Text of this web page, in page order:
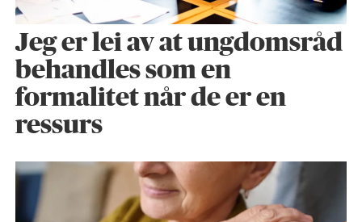
Jeg er lei av at ungdomsråd
behandles som en
formalitet når de er en
ressurs